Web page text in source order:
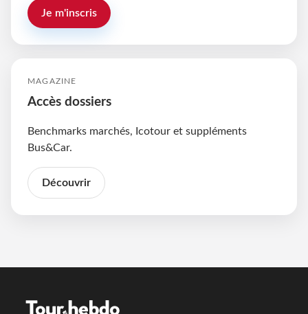
Je m'inscris
MAGAZINE
Accès dossiers
Benchmarks marchés, Icotour et suppléments
Bus&Car.
Découvrir